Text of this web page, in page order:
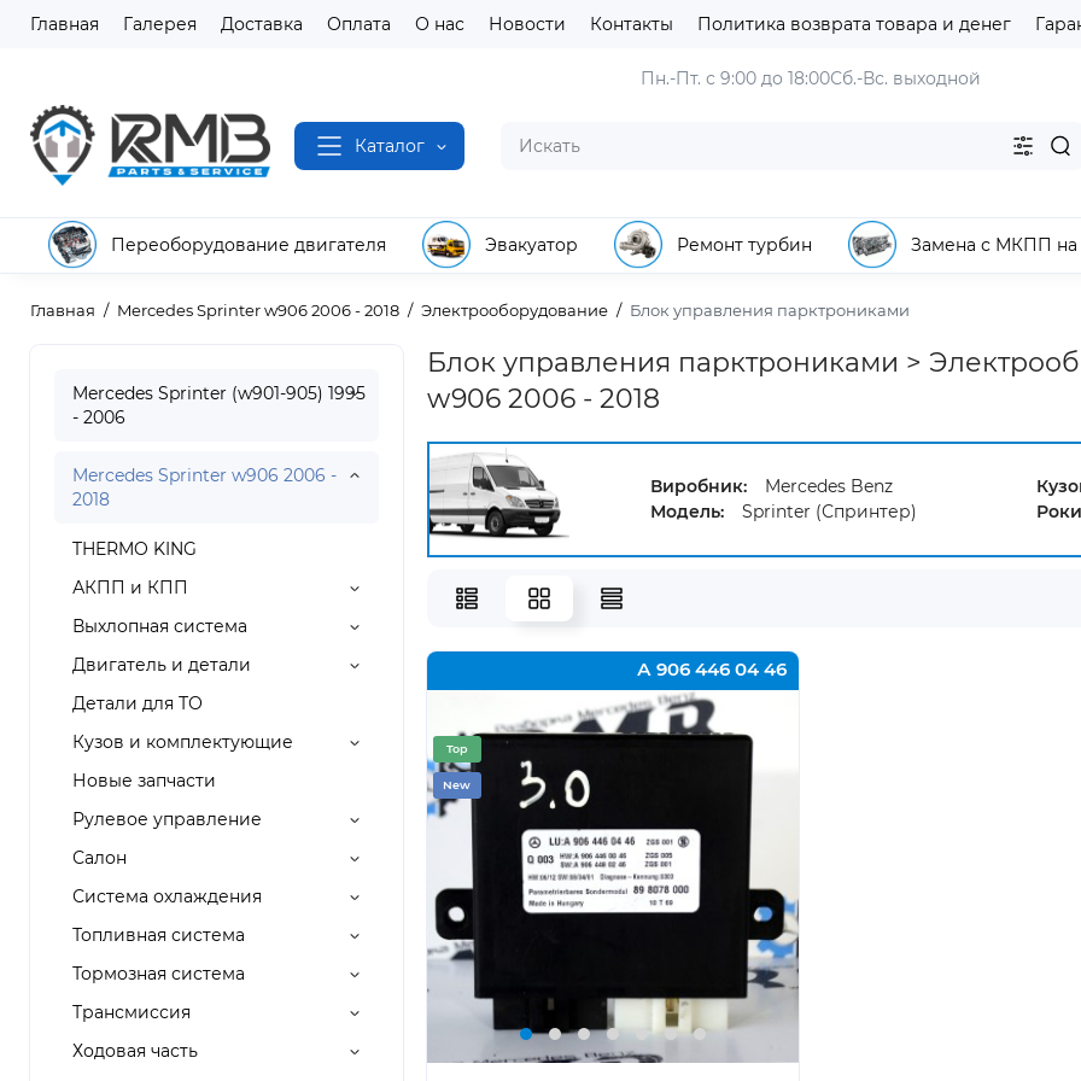
Главная Галерея Доставка Оплата О нас Новости Контакты Политика возврата товара и денег
Каталог
Пн.-Пт. с 9:00 до 18:00Сб.-Вс. выходной
Переоборудование двигателя Эвакуатор Ремонт турбин Замена с МКПП
Главная Mercedes Sprinter w906 2006 - 2018 Электрооборудование Блок управления парктрониками
Mercedes Sprinter (w901-905) 1995
- 2006
Mercedes Sprinter w906 2006 -
2018
THERMO KING
АКПП и КПП
Выхлопная система
Двигатель и детали
Детали для ТО
Кузов и комплектующие
Новые запчасти
Рулевое управление
Салон
Система охлаждения
Топливная система
Тормозная система
Трансмиссия
Ходовая часть
Блок управления парктрониками >
w906 2006 - 2018
Виробник: Mercedes Benz
Модель:
Sprinter (Спринтер)
А 906 446 04 46
Top
New